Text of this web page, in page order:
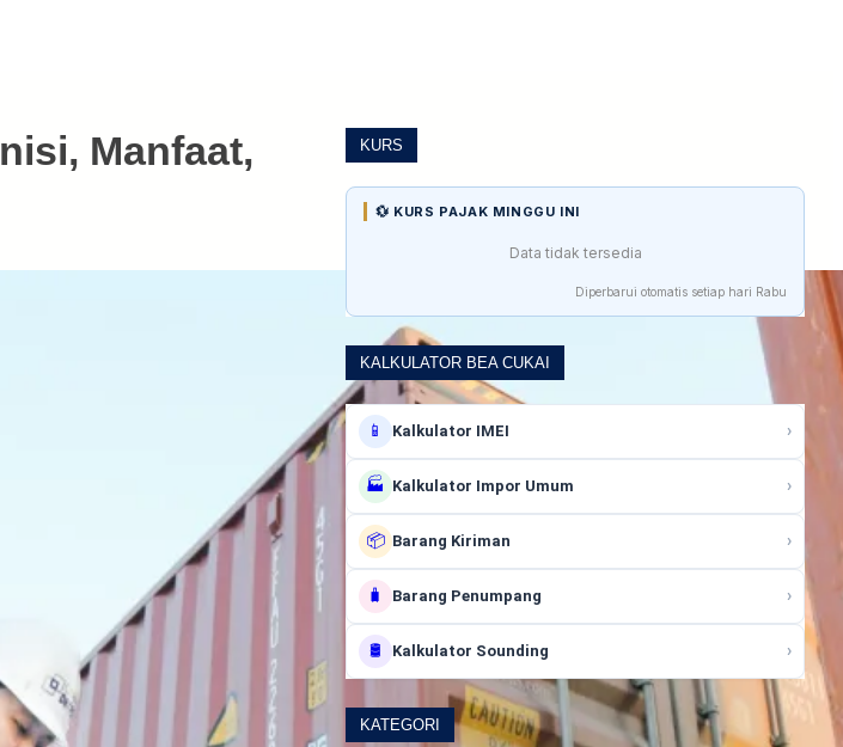
Manfaat,
KURS
💱 KURS PAJAK MINGGU INI
Data tidak tersedia
Diperbarui otomatis setiap hari Rabu
KALKULATOR BEA CUKAI
📱 Kalkulator IMEI ›
🏭 Kalkulator Impor Umum ›
📦 Barang Kiriman ›
🧳 Barang Penumpang ›
🛢️ Kalkulator Sounding ›
KATEGORI